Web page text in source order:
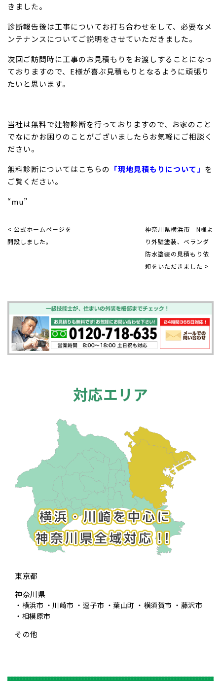
きました。
診断報告後は工事についてお打ち合わせをして、必要なメ
ンテナンスについてご説明をさせていただきました。
次回ご訪問時に工事のお見積もりをお渡しすることになっ
ておりますので、E様が喜ぶ見積もりとなるように頑張り
たいと思います。
当社は無料で建物診断を行っておりますので、お家のこと
でなにかお困りのことがございましたらお気軽にご相談く
ださい。
無料診断についてはこちらの 「現地見積もりについて」 を
ご覧ください。
“mu”
< 公式ホームページを
開設しました。
神奈川県横浜市 N様よ
り外壁塗装、ベランダ
防水塗装の見積もり依
頼をいただきました >
対応エリア
東京都
神奈川県
横浜市 川崎市 逗子市 葉山町 横須賀市
藤沢市
相模原市
その他